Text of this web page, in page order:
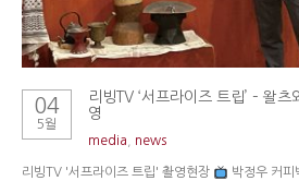
04
5월
리빙TV ‘서프라이즈 트립’ – 왈
영
media , news
리빙TV '서프라이즈 트립' 촬영현장
박정우 커피